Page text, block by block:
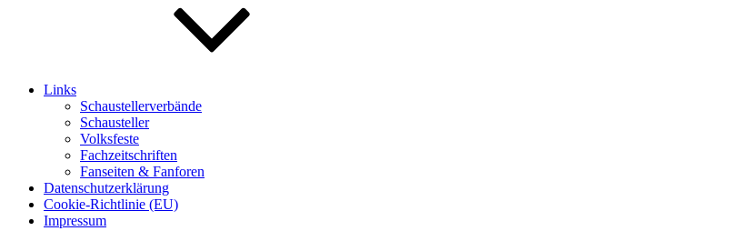
Links
Schaustellerverbände
Schausteller
Volksfeste
Fachzeitschriften
Fanseiten & Fanforen
Datenschutzerklärung
Cookie-Richtlinie (EU)
Impressum